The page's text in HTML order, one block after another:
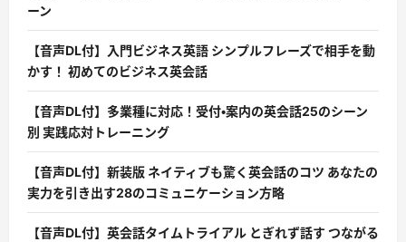
ーン
【音声DL付】入門ビジネス英語 シンプルフレーズで相手を動
かす！ 初めてのビジネス英会話
【音声DL付】多業種に対応！受付・案内の英会話25のシーン
別 実践応対トレーニング
【音声DL付】新装版 ネイティブも驚く英会話のコツ あなたの
実力を引き出す28のコミュニケーション方略
【音声DL付】英会話タイムトライアル とぎれず話す つながる